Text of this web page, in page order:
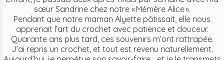
sœur Sandrine chez notre « Mémère Alice ».
Pendant que notre maman Alyette pâtissait, elle nous
apprenait l’art du crochet avec patience et douceur.
Quarante ans plus tard, ces souvenirs m’ont rattrapée.
J’ai repris un crochet, et tout est revenu naturellement.